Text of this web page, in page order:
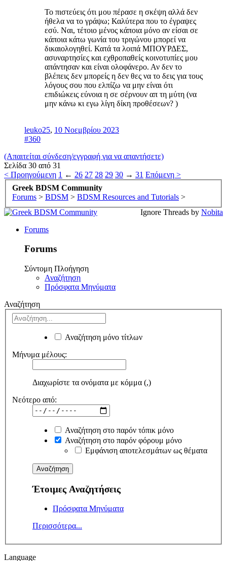
Το πιστεύεις ότι μου πέρασε η σκέψη αλλά δεν
ήθελα να το γράψω; Καλύτερα που το έγραψες
εσύ. Ναι, τέτοιο μένος κάποια μόνο αν είσαι σε
κάποια κάτω γωνία του τριγώνου μπορεί να
δικαιολογηθεί. Κατά τα λοιπά ΜΠΟΥΡΔΕΣ,
ασυναρτησίες και εχθροπαθείς κοινοτυπίες μου
απάντησαν και είναι ολοφάνερο. Αν δεν το
βλέπεις δεν μπορείς η δεν θες να το δεις για τους
λόγους σου που ελπίζω να μην είναι ότι
επιδιώκεις εύνοια η σε σέρνουν απ τη μύτη (να
μην κάνω κι εγω λίγη δίκη προθέσεων? )
leuko25, 10 Νοεμβρίου 2023
#360
(Απαιτείται σύνδεση/εγγραφή για να απαντήσετε)
Σελίδα 30 από 31
< Προηγούμενη 1 ← 26 27 28 29 30 → 31 Επόμενη >
Greek BDSM Community
Forums > BDSM > BDSM Resources and Tutorials >
Ignore Threads by Nobita
Forums
Forums
Σύντομη Πλοήγηση
Αναζήτηση
Πρόσφατα Μηνύματα
Αναζήτηση
Αναζήτηση μόνο τίτλων
Μήνυμα μέλους:
Διαχωρίστε τα ονόματα με κόμμα (,)
Νεότερο από:
Αναζήτηση στο παρόν τόπικ μόνο
Αναζήτηση στο παρόν φόρουμ μόνο
Εμφάνιση αποτελεσμάτων ως θέματα
Έτοιμες Αναζητήσεις
Πρόσφατα Μηνύματα
Περισσότερα...
Language